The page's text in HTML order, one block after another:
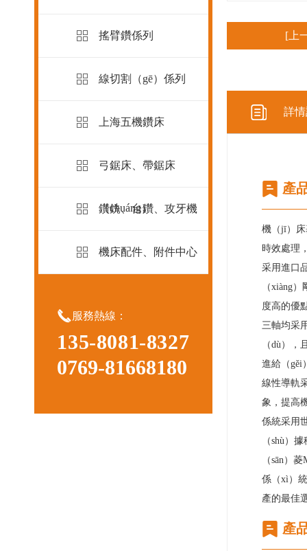
搖臂鑽係列
線切割（gē）係列
上海五機鑽床
弓鋸床、帶鋸床
（chuáng）
鑽銑、台鑽、攻牙機
機床配件、附件中心
服務熱線：
135-8081-8327
0769-81668180
[上
詳
產
機（jī）床
時效處理
采用進口
（xiàng
度高的優
三軸均采
（dù）
進給（gěi
線性導軌
象，提高
係統采用
（shù）
（sān）
係（xì）
產的最佳
產